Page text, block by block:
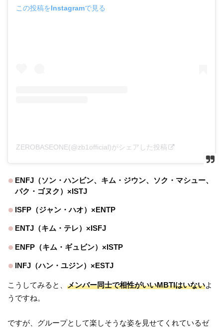
この投稿をInstagramで見る
ZEROBASEONE(@zb1official)がシェアした投稿
ENFJ（ソン・ハンビン、キム・ジウン、ソク・マシュー、
パク・ゴヌク）×ISTJ
ISFP（ジャン・ハオ）×ENTP
ENTJ（キム・テレ）×ISFJ
ENFP（キム・ギュビン）×ISTP
INFJ（ハン・ユジン）×ESTJ
こうしてみると、メンバー同士で相性がいいMBTIはいないよ
うですね。
ですが、グループとして楽しそうな姿を見せてくれているゼ